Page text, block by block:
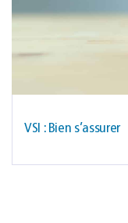
VSI : Bien s’assurer